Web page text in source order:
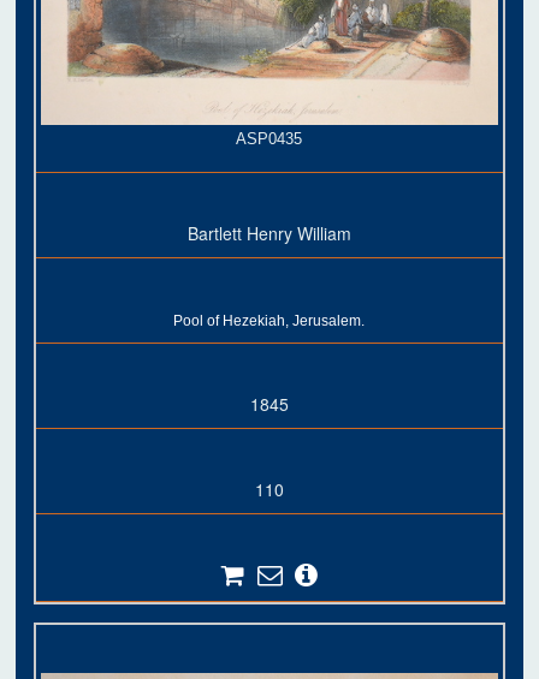
ASP0435
Bartlett Henry William
Pool of Hezekiah, Jerusalem.
1845
110